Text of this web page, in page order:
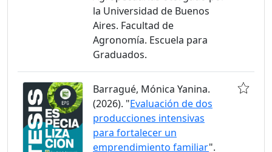
la Universidad de Buenos
Aires. Facultad de
Agronomía. Escuela para
Graduados.
Barragué, Mónica Yanina.
(2026). "Evaluación de dos
producciones intensivas
para fortalecer un
emprendimiento familiar".